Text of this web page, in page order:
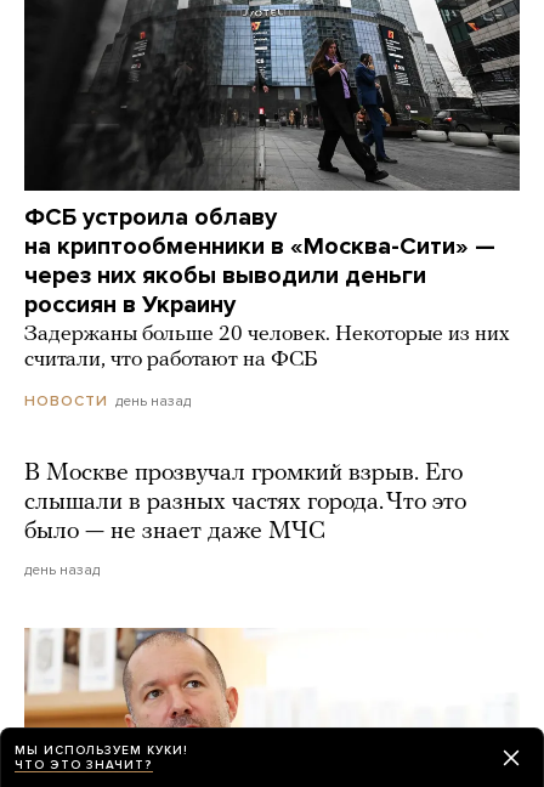
ФСБ устроила облаву
на криптообменники в «Москва-Сити» —
через них якобы выводили деньги
россиян в Украину
Задержаны больше 20 человек. Некоторые из них
считали, что работают на ФСБ
НОВОСТИ день назад
В Москве прозвучал громкий взрыв. Его
слышали в разных частях города. Что это
было — не знает даже МЧС
день назад
МЫ ИСПОЛЬЗУЕМ КУКИ!
ЧТО ЭТО ЗНАЧИТ?